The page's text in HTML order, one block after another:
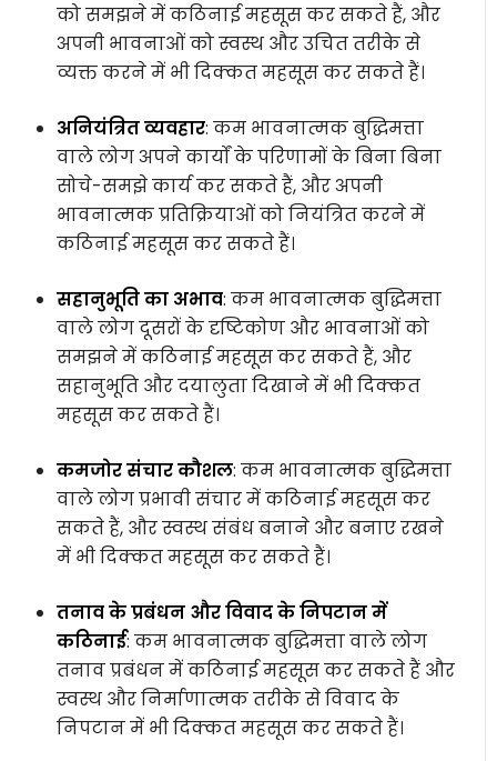
को समझने में कठिनाई महसूस कर सकते हैं, और
अपनी भावनाओं को स्वस्थ और उचित तरीके से
व्यक्त करने में भी दिक्कत महसूस कर सकते हैं।
अनियंत्रित व्यवहार: कम भावनात्मक बुद्धिमत्ता
वाले लोग अपने कार्यों के परिणामों के बिना बिना
सोचे-समझे कार्य कर सकते हैं, और अपनी
भावनात्मक प्रतिक्रियाओं को नियंत्रित करने में
कठिनाई महसूस कर सकते हैं।
सहानुभूति का अभाव: कम भावनात्मक बुद्धिमत्ता
वाले लोग दूसरों के दृष्टिकोण और भावनाओं को
समझने में कठिनाई महसूस कर सकते हैं, और
सहानुभूति और दयालुता दिखाने में भी दिक्कत
महसूस कर सकते हैं।
कमजोर संचार कौशल: कम भावनात्मक बुद्धिमत्ता
वाले लोग प्रभावी संचार में कठिनाई महसूस कर
सकते हैं, और स्वस्थ संबंध बनाने और बनाए रखने
में भी दिक्कत महसूस कर सकते हैं।
तनाव के प्रबंधन और विवाद के निपटान में
कठिनाई: कम भावनात्मक बुद्धिमत्ता वाले लोग
तनाव प्रबंधन में कठिनाई महसूस कर सकते हैं और
स्वस्थ और निर्माणात्मक तरीके से विवाद के
निपटान में भी दिक्कत महसूस कर सकते हैं।